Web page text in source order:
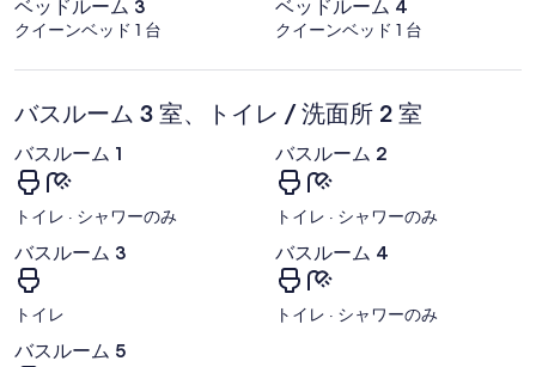
ャ
ラ
リ
ベッドルーム 3
クイーンベッド 1 台
ベッドルーム 4
クイーンベッド 1 台
バスルーム 3 室、トイレ / 洗面所 2 室
バスルーム 1
トイレ · シャワーのみ
バスルーム 2
トイレ · シャワーのみ
バスルーム 3
トイレ
バスルーム 4
トイレ · シャワーのみ
バスルーム 5